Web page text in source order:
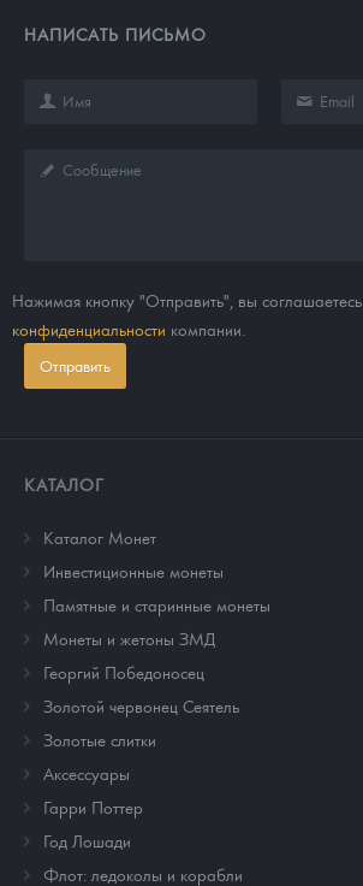
НАПИСАТЬ ПИСЬМО
Нажимая кнопку "Отправить", вы соглашаетесь
конфиденциальности компании.
Отправить
КАТАЛОГ
Каталог Монет
Инвестиционные монеты
Памятные и старинные монеты
Монеты и жетоны ЗМД
Георгий Победоносец
Золотой червонец Сеятель
Золотые слитки
Аксессуары
Гарри Поттер
Год Лошади
Флот: ледоколы и корабли